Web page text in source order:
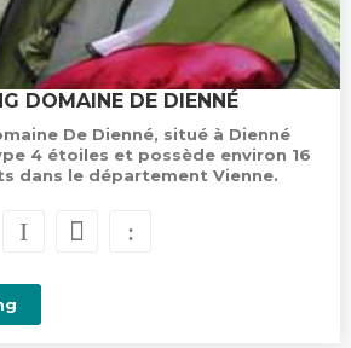
DOMAINE DE DIENNÉ
De Dienné, situé à Dienné
4 étoiles et possède environ 16
dans le département Vienne.